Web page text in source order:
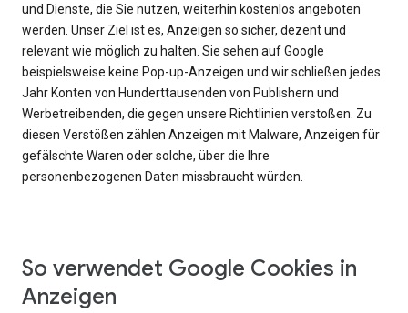
und Dienste, die Sie nutzen, weiterhin kostenlos angeboten
werden. Unser Ziel ist es, Anzeigen so sicher, dezent und
relevant wie möglich zu halten. Sie sehen auf Google
beispielsweise keine Pop-up-Anzeigen und wir schließen jedes
Jahr Konten von Hunderttausenden von Publishern und
Werbetreibenden, die gegen unsere Richtlinien verstoßen. Zu
diesen Verstößen zählen Anzeigen mit Malware, Anzeigen für
gefälschte Waren oder solche, über die Ihre
personenbezogenen Daten missbraucht würden.
So verwendet Google Cookies in
Anzeigen